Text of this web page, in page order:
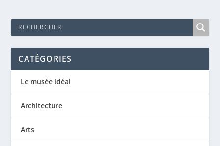
CATÉGORIES
Le musée idéal
Architecture
Arts